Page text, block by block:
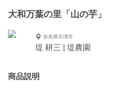
大和万葉の里「山の芋」
奈良県天理市
堤 耕三 | 堤農園
商品説明